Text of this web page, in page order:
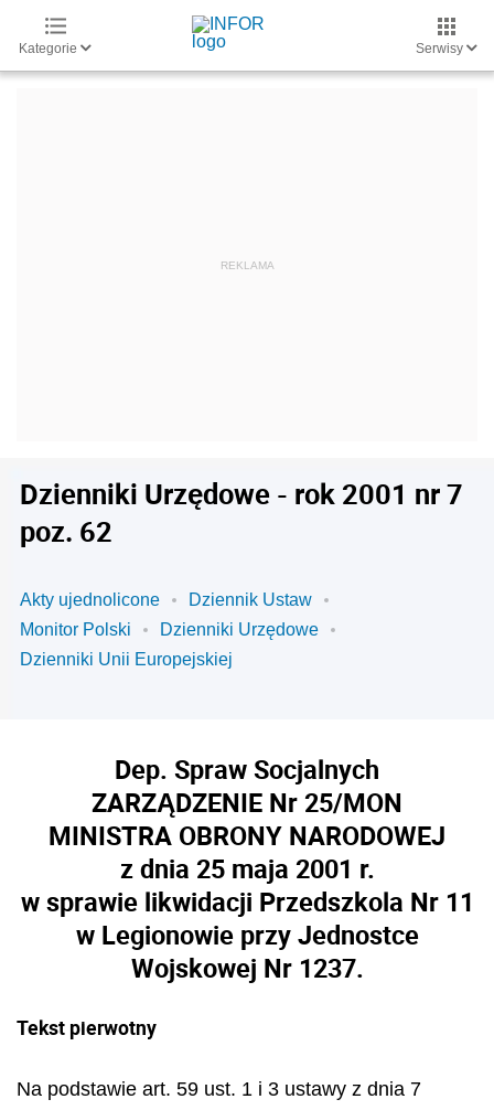
Kategorie Serwisy
Dzienniki Urzędowe - rok 2001 nr 7
poz. 62
Akty ujednolicone
Dziennik Ustaw
Monitor Polski
Dzienniki Urzędowe
Dzienniki Unii Europejskiej
Dep. Spraw Socjalnych
ZARZĄDZENIE Nr 25/MON
MINISTRA OBRONY NARODOWEJ
z dnia 25 maja 2001 r.
w sprawie likwidacji Przedszkola Nr 11
w Legionowie przy Jednostce
Wojskowej Nr 1237.
Tekst pierwotny
Na podstawie art. 59 ust. 1 i 3 ustawy z dnia 7